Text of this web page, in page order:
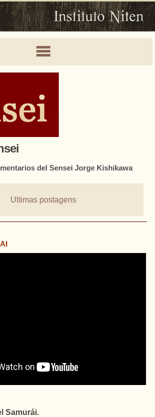
del Sensei Jorge Kishikawa
Ultimas postagens
Samurái.